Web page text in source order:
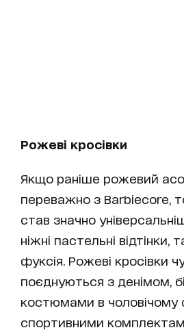
Рожеві кросівки
Якщо раніше рожевий
переважно з Barbiecore,
став значно
ніжні пастельні відтінки,
фуксія. Рожеві кросівки
поєднуються з денімом,
костюмами в чоловічому
спортивними